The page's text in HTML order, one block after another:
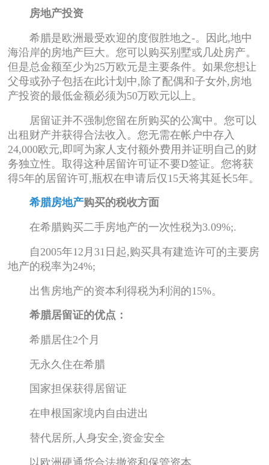
房地产投资
希腊是欧洲最受欢迎的度假胜地之-。因此,地中
海沿岸的房地产巨大。您可以购买别墅或几处房产。
但是总金额至少为25万欧元是主要条件。如果您想让
父母或孙子包括在此计划中,除了配偶和子女外,房地
产投资的最低金额必须为50万欧元以上。
居留证并不强制您留在所购买的公寓中。您可以
出租财产并获得合法收入。您无需在帐户中存入
24,000欧元,即呵为家人支付额外费用并证明自己的财
务独立性。取得这种居留许可证不要D签证。您将获
得5年的居留许可,瓶权在申请后仅15天将其延长5年。
希腊房地产购买的税收方面
在希腊购买二手房地产的一次性税为3.09%;.
自2005年12月31日起,购买具有建造许可的主要房
地产的税率为24%;
出售房地产的资本利得税为利润的15%。
希腊居留证的优点：
希腊居住2个月
无永久住在希腊
国家担保获得居留证
在申根国家境内自由进出
替代居所,人身安全,资金安全
以欧洲硬通货合法撤资和保管资本